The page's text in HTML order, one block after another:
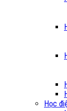
Học